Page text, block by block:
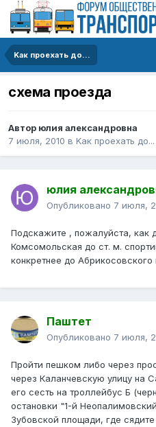
Kак проехать до...
схема проезда
Автор юлия александровна
7 июля, 2010 в Kак проехать до...
юлия
Опубликовано 7 июля,
Подскажите , пожалуйста, как
Комсомольская до ст. м.
конкретнее до Абрикосовского
Паштет
Опубликовано 7 июля,
Пройти пешком либо через
через Каланчевскую улицу на
его сесть на троллейбус Б
остановки "1-й
Зубовской площади, где